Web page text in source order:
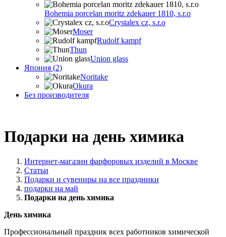
Bohemia porcelan moritz zdekauer 1810, s.r.o
Crystalex cz, s.r.o
Moser
Rudolf kampf
Thun
Union glass
Япония (2)
Noritake
Okura
Без производителя
Подарки на день химика
Интернет-магазин фарфоровых изделий в Москве
Статьи
Подарки и сувениры на все праздники
подарки на май
Подарки на день химика
День химика
Профессиональный праздник всех работников химической